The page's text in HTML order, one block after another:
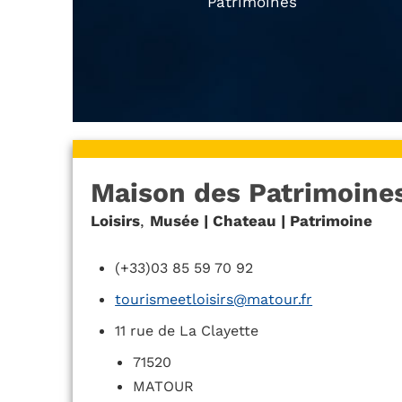
Maison des
Loisirs, Musée | Chateau | Patrimoine
(+33)03 85 59 70 92
tourismeetloisirs@matour.fr
11 rue de La Clayette
71520
MATOUR